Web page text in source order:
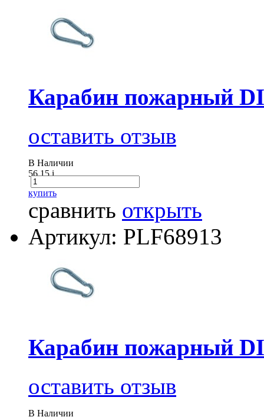
Карабин пожарный
оставить отзыв
В Наличии
56.15i
купить
сравнить открыть
Артикул: PLF68913
Карабин пожарный
оставить отзыв
В Наличии